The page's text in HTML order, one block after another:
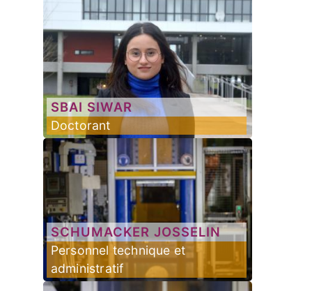
SBAI SIWAR
Doctorant
SCHUMACKER JOSSELIN
Personnel technique et
administratif